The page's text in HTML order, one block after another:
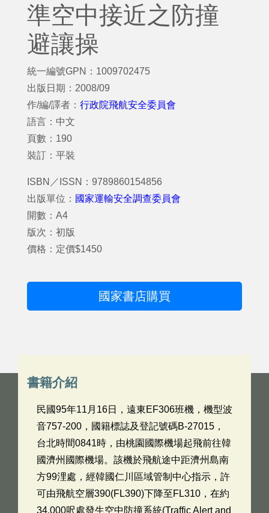
準空中接近之防撞
避讓操
統一編號GPN：1009702475
出版日期：2008/09
作/編/譯者： 行政院飛航安全委員會
語言：中文
頁數：190
裝訂：平裝
ISBN／ISSN：9789860154856
出版單位： 國家運輸安全調查委員會
開數：A4
版次：初版
價格：定價$1450
國家書店購買
書籍介紹
民國95年11月16日，遠東EF306班機，機型波
音757-200，國籍標誌及登記號碼B-27015，
台北時間0841時，由桃園國際機場起飛前往韓
國濟州國際機場。該機於飛航途中距濟州島南
方99浬處，經韓國仁川區域管制中心指示，許
可由飛航空層390(FL390)下降至FL310，在約
34,000呎處發生空中防撞系統(Traffic Alert and